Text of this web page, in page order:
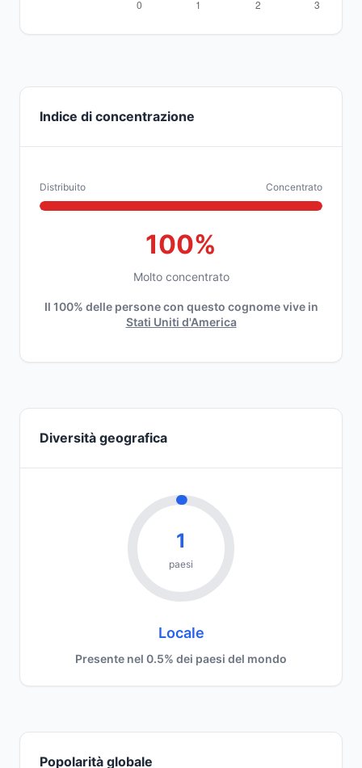
Indice di concentrazione
Distribuito Concentrato
100%
Molto concentrato
Il 100% delle persone con questo cognome vive in
Stati Uniti d'America
Diversità geografica
1
paesi
Locale
Presente nel 0.5% dei paesi del mondo
Popolarità globale